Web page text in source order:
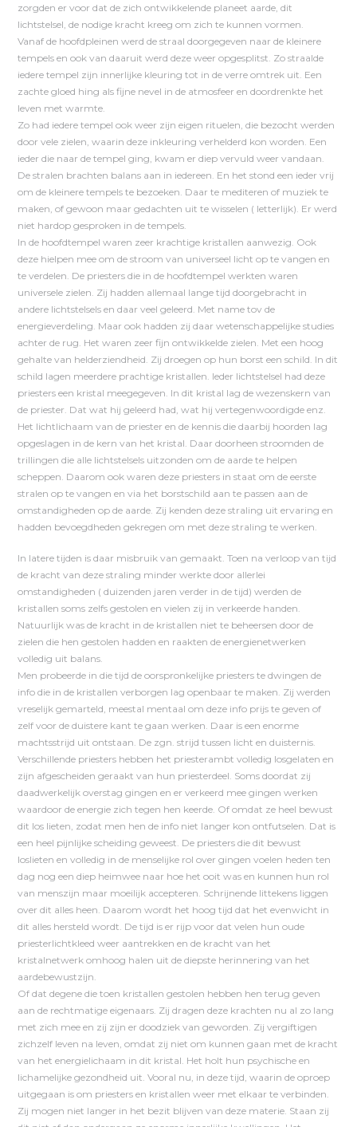
zorgden er voor dat de zich ontwikkelende planeet aarde, dit
lichtstelsel, de nodige kracht kreeg om zich te kunnen vormen.
Vanaf de hoofdpleinen werd de straal doorgegeven naar de kleinere
tempels en ook van daaruit werd deze weer opgesplitst. Zo straalde
iedere tempel zijn innerlijke kleuring tot in de verre omtrek uit. Een
zachte gloed hing als fijne nevel in de atmosfeer en doordrenkte het
leven met warmte.
Zo had iedere tempel ook weer zijn eigen rituelen, die bezocht werden
door vele zielen, waarin deze inkleuring verhelderd kon worden. Een
ieder die naar de tempel ging, kwam er diep vervuld weer vandaan.
De stralen brachten balans aan in iedereen. En het stond een ieder vrij
om de kleinere tempels te bezoeken. Daar te mediteren of muziek te
maken, of gewoon maar gedachten uit te wisselen ( letterlijk). Er werd
niet hardop gesproken in de tempels.
In de hoofdtempel waren zeer krachtige kristallen aanwezig. Ook
deze hielpen mee om de stroom van universeel licht op te vangen en
te verdelen. De priesters die in de hoofdtempel werkten waren
universele zielen. Zij hadden allemaal lange tijd doorgebracht in
andere lichtstelsels en daar veel geleerd. Met name tov de
energieverdeling. Maar ook hadden zij daar wetenschappelijke studies
achter de rug. Het waren zeer fijn ontwikkelde zielen. Met een hoog
gehalte van helderziendheid. Zij droegen op hun borst een schild. In dit
schild lagen meerdere prachtige kristallen. Ieder lichtstelsel had deze
priesters een kristal meegegeven. In dit kristal lag de wezenskern van
de priester. Dat wat hij geleerd had, wat hij vertegenwoordigde enz.
Het lichtlichaam van de priester en de kennis die daarbij hoorden lag
opgeslagen in de kern van het kristal. Daar doorheen stroomden de
trillingen die alle lichtstelsels uitzonden om de aarde te helpen
scheppen. Daarom ook waren deze priesters in staat om de eerste
stralen op te vangen en via het borstschild aan te passen aan de
omstandigheden op de aarde. Zij kenden deze straling uit ervaring en
hadden bevoegdheden gekregen om met deze straling te werken.
In latere tijden is daar misbruik van gemaakt. Toen na verloop van tijd
de kracht van deze straling minder werkte door allerlei
omstandigheden ( duizenden jaren verder in de tijd) werden de
kristallen soms zelfs gestolen en vielen zij in verkeerde handen.
Natuurlijk was de kracht in de kristallen niet te beheersen door de
zielen die hen gestolen hadden en raakten de energienetwerken
volledig uit balans.
Men probeerde in die tijd de oorspronkelijke priesters te dwingen de
info die in de kristallen verborgen lag openbaar te maken. Zij werden
vreselijk gemarteld, meestal mentaal om deze info prijs te geven of
zelf voor de duistere kant te gaan werken. Daar is een enorme
machtsstrijd uit ontstaan. De zgn. strijd tussen licht en duisternis.
Verschillende priesters hebben het priesterambt volledig losgelaten en
zijn afgescheiden geraakt van hun priesterdeel. Soms doordat zij
daadwerkelijk overstag gingen en er verkeerd mee gingen werken
waardoor de energie zich tegen hen keerde. Of omdat ze heel bewust
dit los lieten, zodat men hen de info niet langer kon ontfutselen. Dat is
een heel pijnlijke scheiding geweest. De priesters die dit bewust
loslieten en volledig in de menselijke rol over gingen voelen heden ten
dag nog een diep heimwee naar hoe het ooit was en kunnen hun rol
van menszijn maar moeilijk accepteren. Schrijnende littekens liggen
over dit alles heen. Daarom wordt het hoog tijd dat het evenwicht in
dit alles hersteld wordt. De tijd is er rijp voor dat velen hun oude
priesterlichtkleed weer aantrekken en de kracht van het
kristalnetwerk omhoog halen uit de diepste herinnering van het
aardebewustzijn.
Of dat degene die toen kristallen gestolen hebben hen terug geven
aan de rechtmatige eigenaars. Zij dragen deze krachten nu al zo lang
met zich mee en zij zijn er doodziek van geworden. Zij vergiftigen
zichzelf leven na leven, omdat zij niet om kunnen gaan met de kracht
van het energielichaam in dit kristal. Het holt hun psychische en
lichamelijke gezondheid uit. Vooral nu, in deze tijd, waarin de oproep
uitgegaan is om priesters en kristallen weer met elkaar te verbinden.
Zij mogen niet langer in het bezit blijven van deze materie. Staan zij